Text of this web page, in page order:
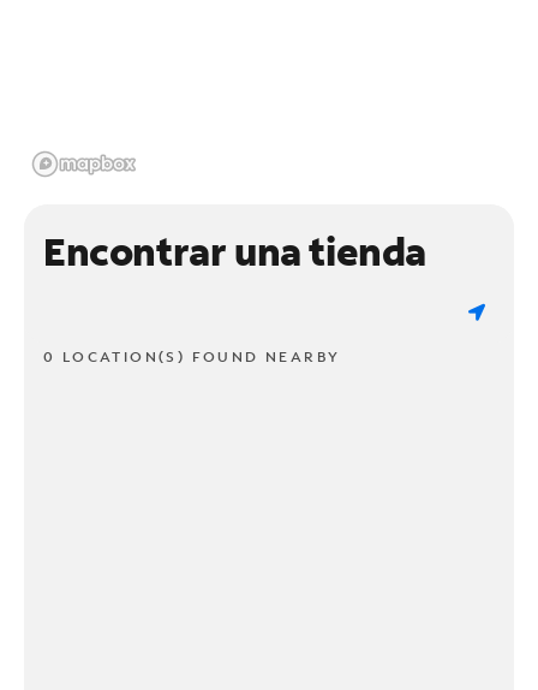
Encontrar una tienda
0 LOCATION(S) FOUND NEARBY